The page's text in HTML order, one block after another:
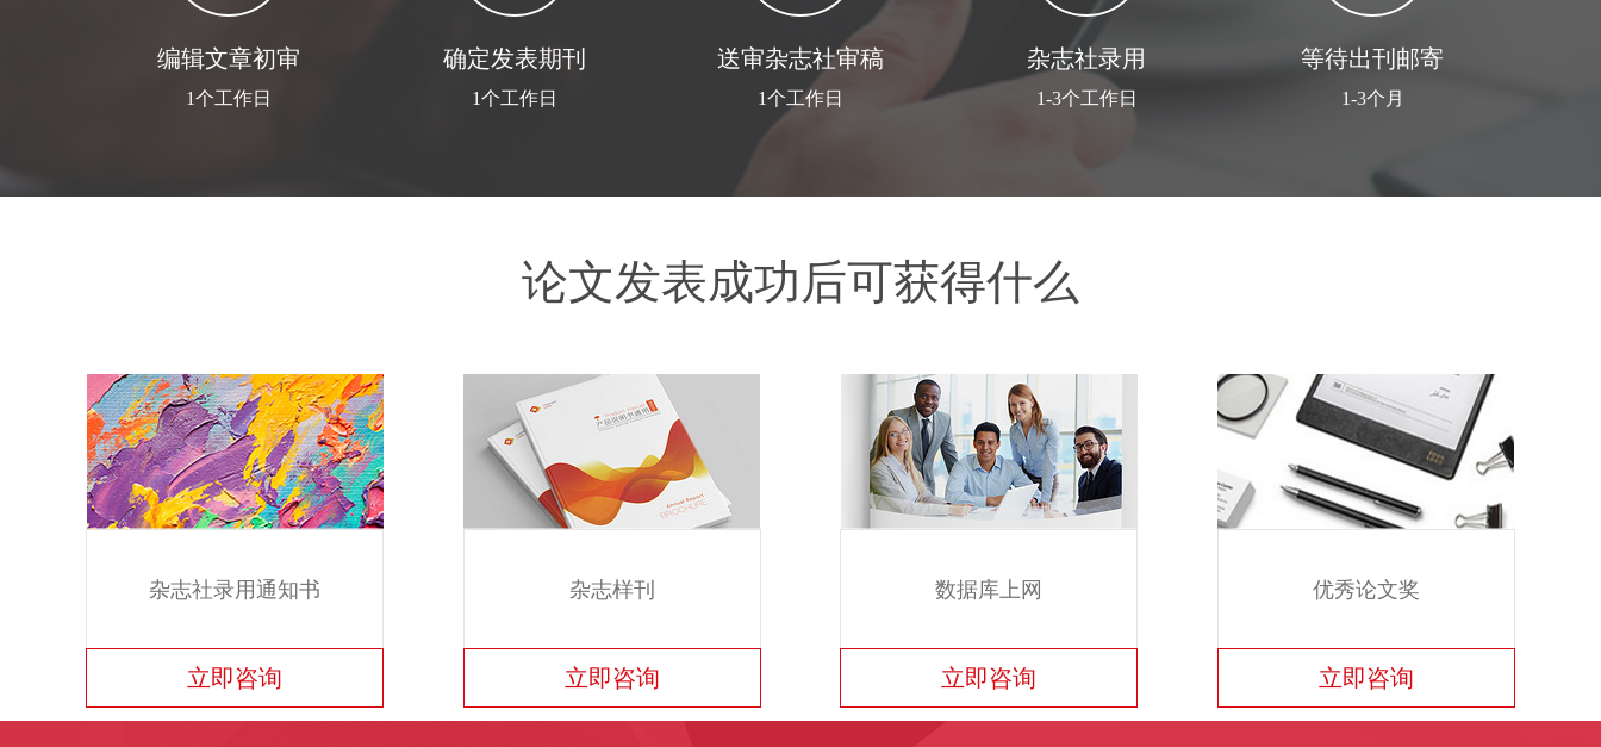
编辑文章初审
1个工作日
确定发表期刊
1个工作日
送审杂志社审稿
1个工作日
杂志社录用
1-3个工作日
等待出刊邮寄
1-3个月
论文发表成功后可获得什么
杂志社录用通知书
立即咨询
杂志样刊
立即咨询
数据库上网
立即咨询
优秀论文奖
立即咨询